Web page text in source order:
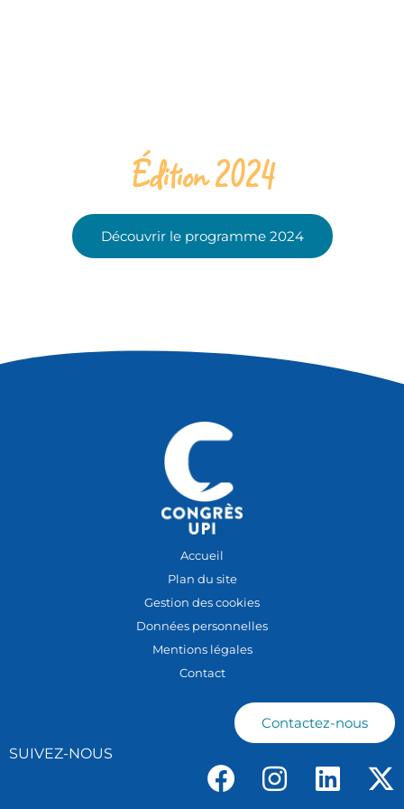
Édition 2024
Découvrir le programme 2024
Accueil
Plan du site
Gestion des cookies
Données personnelles
Mentions légales
Contact
Contactez-nous
SUIVEZ-NOUS